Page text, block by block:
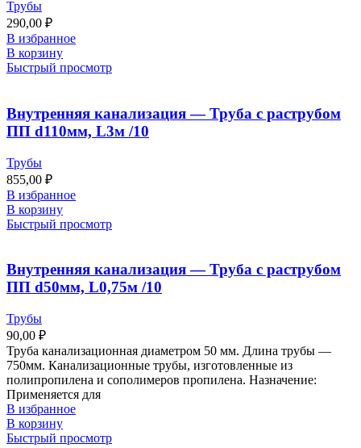
Трубы
290,00 ₽
В избранное
В корзину
Быстрый просмотр
Внутренняя канализация — Труба с раструбом
ПП d110мм, L3м /10
Трубы
855,00 ₽
В избранное
В корзину
Быстрый просмотр
Внутренняя канализация — Труба с раструбом
ПП d50мм, L0,75м /10
Трубы
90,00 ₽
Труба канализационная диаметром 50 мм. Длина трубы —
750мм. Канализационные трубы, изготовленные из
полипропилена и сополимеров пропилена. Назначение:
Применяется для
В избранное
В корзину
Быстрый просмотр